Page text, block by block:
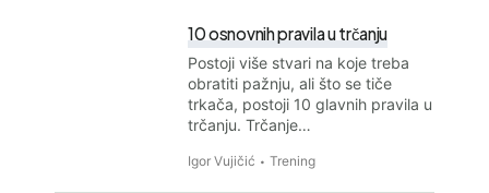
10 osnovnih pravila u trčanju
Postoji više stvari na koje treba
obratiti pažnju, ali što se tiče
trkača, postoji 10 glavnih pravila u
trčanju. Trčanje…
Igor Vujičić Trening